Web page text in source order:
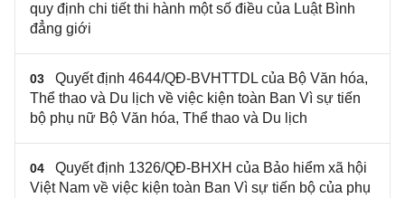
quy định chi tiết thi hành một số điều của Luật Bình
đẳng giới
03
Quyết định 4644/QĐ-BVHTTDL của Bộ Văn hóa,
Thể thao và Du lịch về việc kiện toàn Ban Vì sự tiến
bộ phụ nữ Bộ Văn hóa, Thể thao và Du lịch
04
Quyết định 1326/QĐ-BHXH của Bảo hiểm xã hội
Việt Nam về việc kiện toàn Ban Vì sự tiến bộ của phụ